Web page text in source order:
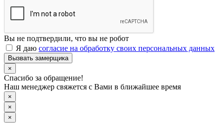
Вы не подтвердили, что вы не робот
Я даю согласие на обработку своих персональных данных
Вызвать замерщика
×
Спасибо за обращение!
Наш менеджер свяжется с Вами в ближайшее время
×
×
×